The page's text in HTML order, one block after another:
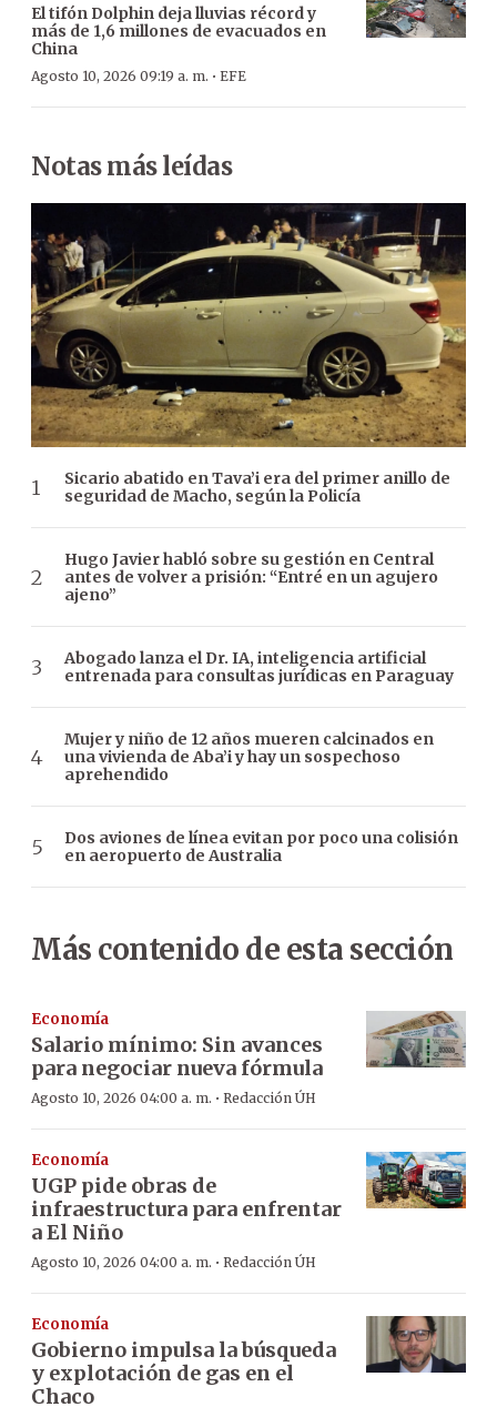
El tifón Dolphin deja lluvias récord y
más de 1,6 millones de evacuados en
China
Agosto 10, 2026 09:19 a. m. · EFE
Notas más leídas
Sicario abatido en Tava’i era del primer anillo de
seguridad de Macho, según la Policía
Hugo Javier habló sobre su gestión en Central
antes de volver a prisión: “Entré en un agujero
ajeno”
Abogado lanza el Dr. IA, inteligencia artificial
entrenada para consultas jurídicas en Paraguay
Mujer y niño de 12 años mueren calcinados en
una vivienda de Aba’i y hay un sospechoso
aprehendido
Dos aviones de línea evitan por poco una colisión
en aeropuerto de Australia
Más contenido de esta sección
Economía
Salario mínimo: Sin avances
para negociar nueva fórmula
Agosto 10, 2026 04:00 a. m. · Redacción ÚH
Economía
UGP pide obras de
infraestructura para enfrentar
a El Niño
Agosto 10, 2026 04:00 a. m. · Redacción ÚH
Economía
Gobierno impulsa la búsqueda
y explotación de gas en el
Chaco